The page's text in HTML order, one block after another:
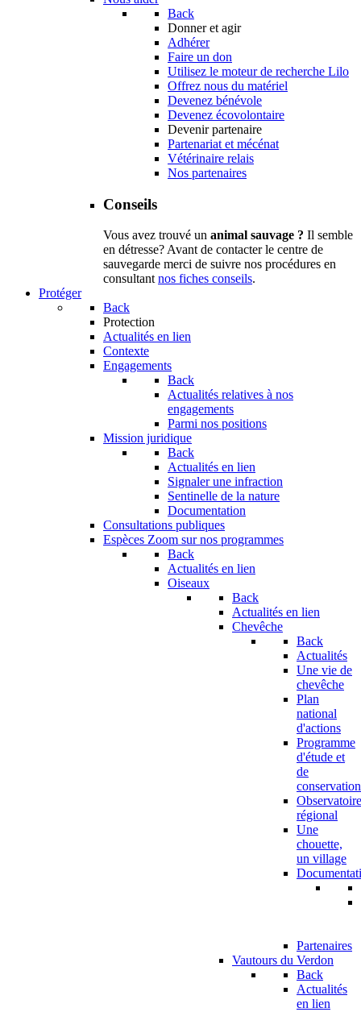
Back
Donner et agir
Adhérer
Faire un don
Utilisez le moteur de recherche Lilo
Offrez nous du matériel
Devenez bénévole
Devenez écovolontaire
Devenir partenaire
Partenariat et mécénat
Vétérinaire relais
Nos partenaires
Conseils
Vous avez trouvé un animal sauvage ? Il semble
en détresse? Avant de contacter le centre de
sauvegarde merci de suivre nos procédures en
consultantnos fiches conseils.
Protéger
Back
Protection
Actualités en lien
Contexte
Engagements
Back
Actualités relatives à nos
engagements
Parmi nos positions
Mission juridique
Back
Actualités en lien
Signaler une infraction
Sentinelle de la nature
Documentation
Consultations publiques
Espèces Zoom sur nos programmes
Back
Actualités en lien
Oiseaux
Back
Actualités en lien
Chevêche
Back
Actualités
Une vie de
chevêche
Plan
national
d'actions
Programme
d'étude et
de
conservation
Observatoire
régional
Une
chouette,
un village
Partenaires
Vautours du Verdon
Back
Actualités
en lien